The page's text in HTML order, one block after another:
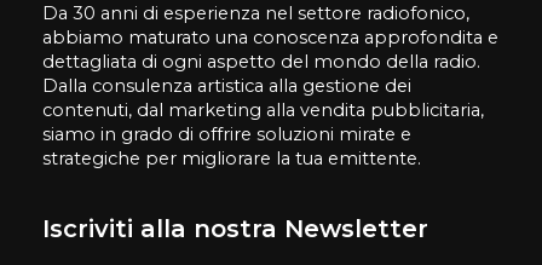
Da 30 anni di esperienza nel settore radiofonico,
abbiamo maturato una conoscenza approfondita e
dettagliata di ogni aspetto del mondo della radio.
Dalla consulenza artistica alla gestione dei
contenuti, dal marketing alla vendita pubblicitaria,
siamo in grado di offrire soluzioni mirate e
strategiche per migliorare la tua emittente.
Iscriviti alla nostra Newsletter